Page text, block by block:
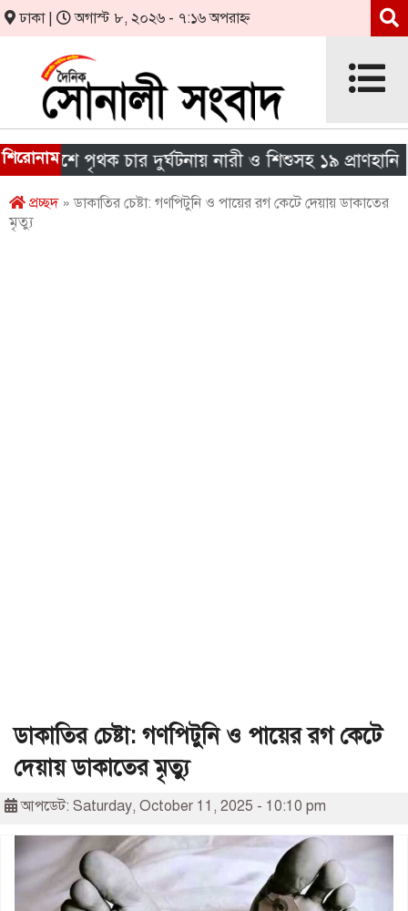
ঢাকা | অগাস্ট ৮, ২০২৬ - ৭:১৬ অপরাহ্ন
শিরোনামপৃথক চার দুর্ঘটনায় নারী ও শিশুসহ ১৯ প্রাণহানি
প্রচ্ছদ» ডাকাতির চেষ্টা: গণপিটুনি ও পায়ের রগ কেটে দেয়ায় ডাকাতের
মৃত্যু
ডাকাতির চেষ্টা: গণপিটুনি ও পায়ের রগ কেটে
দেয়ায় ডাকাতের মৃত্যু
আপডেট: Saturday, October 11, 2025 - 10:10 pm